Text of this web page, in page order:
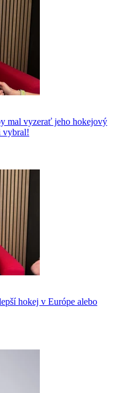
mal vyzerať jeho hokejový
vybral!
hokej v Európe alebo